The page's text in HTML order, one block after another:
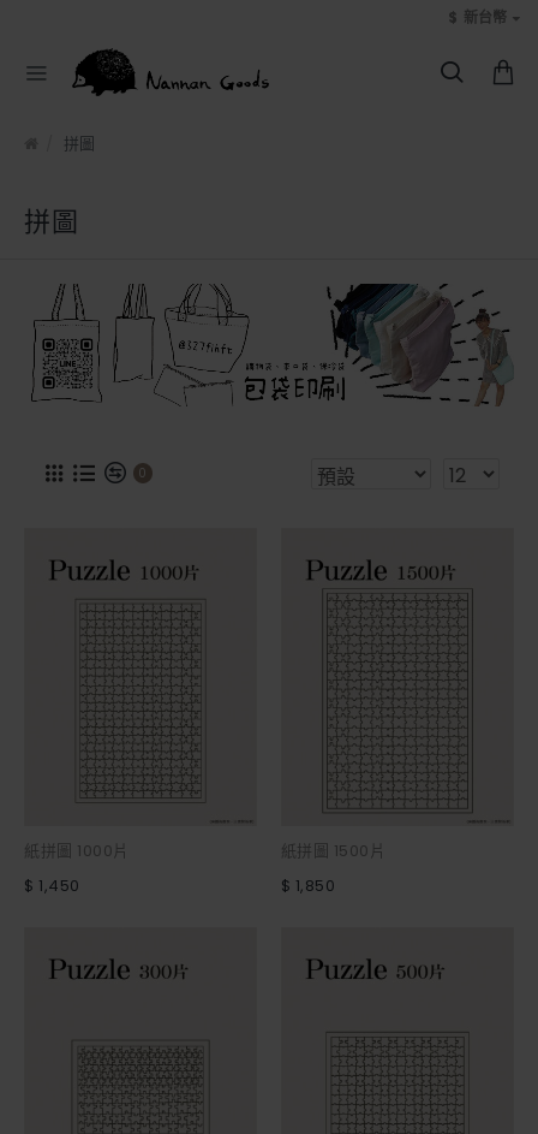
$ 新台幣
拼圖
拼圖
0
紙拼圖 1000片
$ 1,450
紙拼圖 1500片
$ 1,850